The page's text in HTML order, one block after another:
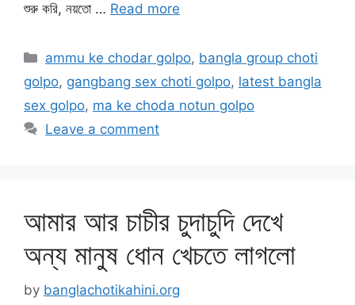
শুরু করি, নয়তো … Read more
Categories
ammu ke chodar golpo, bangla group choti
golpo, gangbang sex choti golpo, latest bangla
sex golpo, ma ke choda notun golpo
Leave a comment
আমার আর চাচীর চুদাচুদি দেখে
অন্য মানুষ ধোন খেচতে লাগলো
by banglachotikahini.org